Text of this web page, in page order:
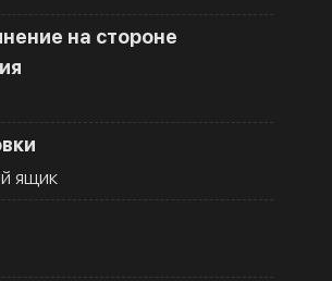
на стороне
ящик